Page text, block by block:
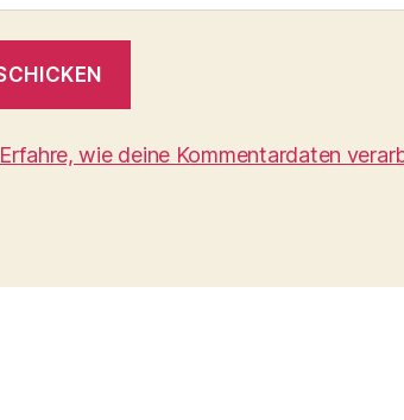
Erfahre, wie deine Kommentardaten